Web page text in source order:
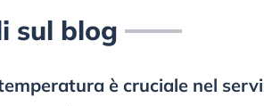
sul blog
è cruciale nel